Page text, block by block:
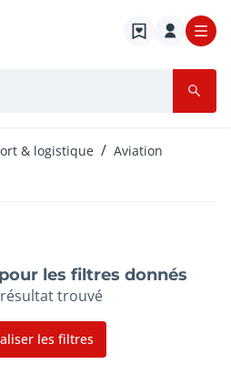
& logistique Aviation
les filtres donnés
trouvé
les filtres